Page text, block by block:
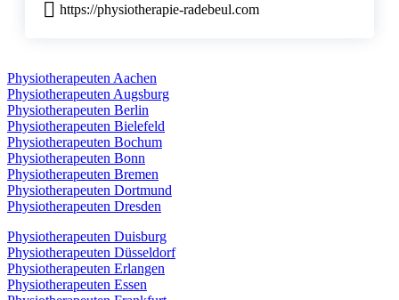
https://physiotherapie-radebeul.com
Physiotherapeuten Aachen
Physiotherapeuten Augsburg
Physiotherapeuten Berlin
Physiotherapeuten Bielefeld
Physiotherapeuten Bochum
Physiotherapeuten Bonn
Physiotherapeuten Bremen
Physiotherapeuten Dortmund
Physiotherapeuten Dresden
Physiotherapeuten Duisburg
Physiotherapeuten Düsseldorf
Physiotherapeuten Erlangen
Physiotherapeuten Essen